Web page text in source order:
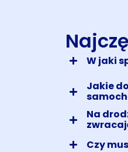
W jaki
Jakie
Na
Czy